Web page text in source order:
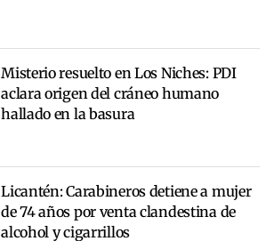
Misterio resuelto en Los Niches: PDI
aclara origen del cráneo humano
hallado en la basura
Licantén: Carabineros detiene a mujer
de 74 años por venta clandestina de
alcohol y cigarrillos